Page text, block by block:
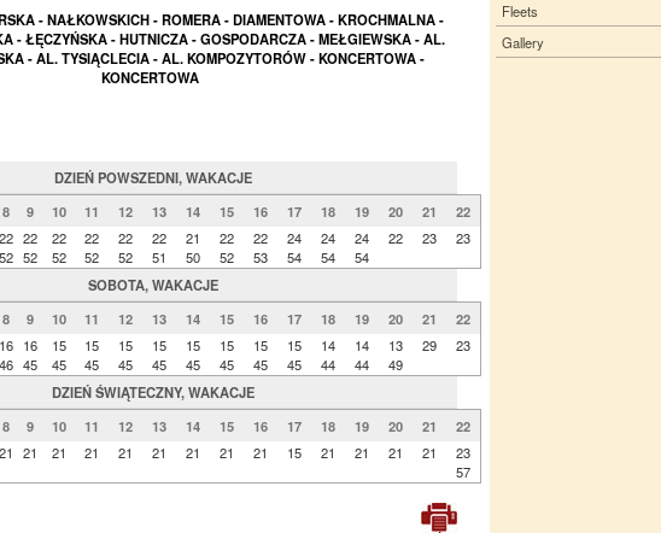
Fleets
Gallery
- NAŁKOWSKICH - ROMERA - DIAMENTOWA - KROCHMALNA -
- ŁĘCZYŃSKA - HUTNICZA - GOSPODARCZA - MEŁGIEWSKA - AL.
- AL. TYSIĄCLECIA - AL. KOMPOZYTORÓW - KONCERTOWA -
KONCERTOWA
DZIEŃ POWSZEDNI, WAKACJE
8 9 10 11 12 13 14 15 16 17 18 19 20 21
22
22
52
22
52
22
52
22
52
22
52
22
51
21
50
22
52
22
53
24
54
24
54
24
54
22 23 23
SOBOTA, WAKACJE
8 9 10 11 12 13 14 15 16 17 18 19 20 21
22
16
46
16
45
15
45
15
45
15
45
15
45
15
45
15
45
15
45
15
45
14
44
14
44
13
49
29 23
DZIEŃ ŚWIĄTECZNY, WAKACJE
8 9 10 11 12 13 14 15 16 17 18 19 20 21
22
21 21 21 21 21 21 21 21 21 15 21 21 21 21
23
57